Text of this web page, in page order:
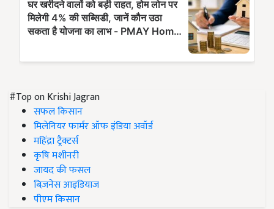
#Top on Krishi Jagran
सफल किसान
मिलेनियर फार्मर ऑफ इंडिया अवॉर्ड
महिंद्रा ट्रैक्टर्स
कृषि मशीनरी
जायद की फसल
बिज़नेस आइडियाज
पीएम किसान